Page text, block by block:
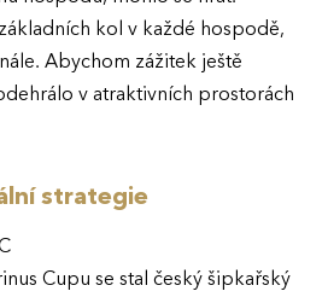
kol v každé hospodě,
Abychom zážitek ještě
v atraktivních prostorách
strategie
Cupu se stal český šipkařský